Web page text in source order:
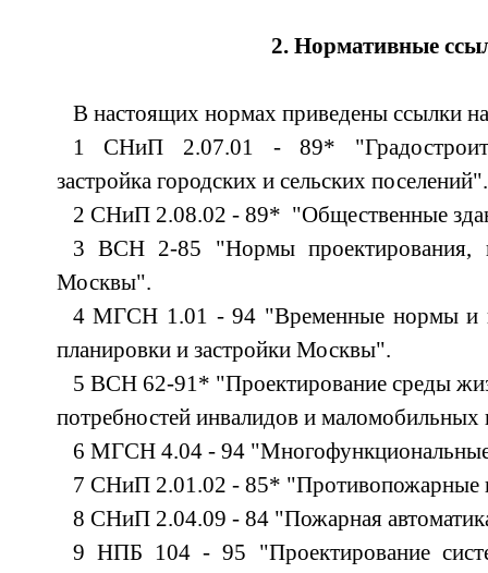
2. Нормативные
В настоящих нормах приведены ссылки
1 СНиП 2.07.01 - 89*
застройка городских и сельских поселений".
2 СНиП 2.08.02 - 89* "Общественные
3 ВСН 2-85 "Нормы проектирования,
Москвы".
4 МГСН 1.01 - 94 "Временные нормы и
планировки и застройки Москвы".
5 ВСН 62-91* "Проектирование среды
потребностей инвалидов и маломобильных
6 МГСН 4.04 - 94 "Многофункциональные
7 СНиП 2.01.02 - 85* "Противопожарные
8 СНиП 2.04.09 - 84 "Пожарная
9 НПБ 104 - 95 "Проектирование